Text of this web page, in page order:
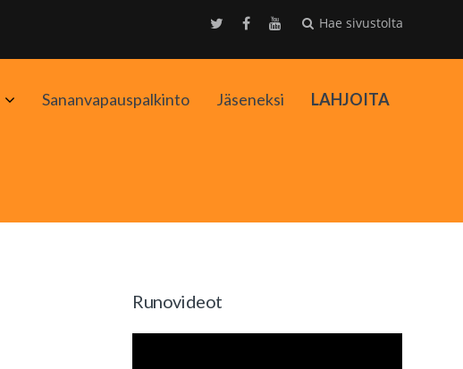
Hae sivustolta
AvaaSananvapauspalkinto Jäseneksi LAHJOITA
Runovideot